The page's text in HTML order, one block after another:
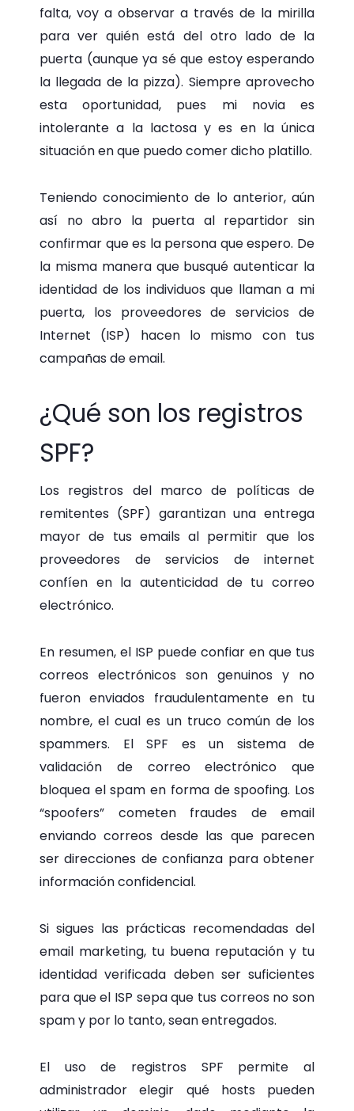
falta, voy a observar a través de la mirilla
para ver quién está del otro lado de la
puerta (aunque ya sé que estoy esperando
la llegada de la pizza). Siempre aprovecho
esta oportunidad, pues mi novia es
intolerante a la lactosa y es en la única
situación en que puedo comer dicho platillo.
Teniendo conocimiento de lo anterior, aún
así no abro la puerta al repartidor sin
confirmar que es la persona que espero. De
la misma manera que busqué autenticar la
identidad de los individuos que llaman a mi
puerta, los proveedores de servicios de
Internet (ISP) hacen lo mismo con tus
campañas de email.
¿Qué son los registros
SPF?
Los registros del marco de políticas de
remitentes (SPF) garantizan una entrega
mayor de tus emails al permitir que los
proveedores de servicios de internet
confíen en la autenticidad de tu correo
electrónico.
En resumen, el ISP puede confiar en que tus
correos electrónicos son genuinos y no
fueron enviados fraudulentamente en tu
nombre, el cual es un truco común de los
spammers. El SPF es un sistema de
validación de correo electrónico que
bloquea el spam en forma de spoofing. Los
“spoofers” cometen fraudes de email
enviando correos desde las que parecen
ser direcciones de confianza para obtener
información confidencial.
Si sigues las prácticas recomendadas del
email marketing, tu buena reputación y tu
identidad verificada deben ser suficientes
para que el ISP sepa que tus correos no son
spam y por lo tanto, sean entregados.
El uso de registros SPF permite al
administrador elegir qué hosts pueden